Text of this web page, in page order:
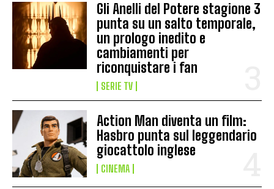
Gli Anelli del Potere stagione 3
punta su un salto temporale,
un prologo inedito e
cambiamenti per
riconquistare i fan
SERIE TV
Action Man diventa un film:
Hasbro punta sul leggendario
giocattolo inglese
CINEMA